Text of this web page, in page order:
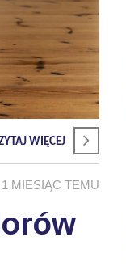
WIĘCEJ
1 MIESIĄC TEMU